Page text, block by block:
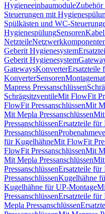
Hygieneeinbaumodule
Steuerungen mit
Spülkästen und WC-
HygienespülungSensorenKabel
Netzteile
Geberit Hygienesystem
Geberit Hygienesystem
GatewaysKonverterErsatzteile
KonverterSensoren
Mapress Pressanschlüssen
SchrägsitzventileMit FlowFit
FlowFit PressanschlüssenMit
Mit Mepla PressanschlüssenMit
PressanschlüssenErsatzteile für
Pressanschlüssen
für KugelhähneMit FlowFit
FlowFit PressanschlüssenMit
Mit Mepla PressanschlüssenMit
PressanschlüssenErsatzteile für
PressanschlüssenKugelhähne
Kugelhähne für UP-Montage
PressanschlüssenErsatzteile für
Mepla Pressanschlüssen